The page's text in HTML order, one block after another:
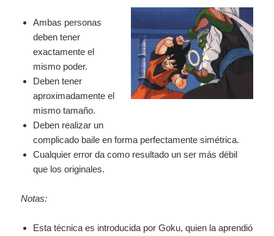
Ambas personas
deben tener
exactamente el
mismo poder.
Deben tener
aproximadamente el
mismo tamaño.
Deben realizar un
complicado baile en forma perfectamente simétrica.
Cualquier error da como resultado un ser más débil
que los originales.
Notas:
Esta técnica es introducida por Goku, quien la aprendió